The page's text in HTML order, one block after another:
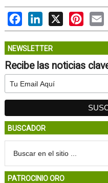
FacebookLinkedIn
X
NEWSLETTER
Recibe las noticias
BUSCADOR
PATROCINIO ORO